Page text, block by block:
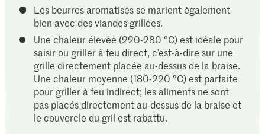
Les beurres aromatisés se marient également
bien avec des viandes grillées.
Une chaleur élevée (220-280 °C) est idéale pour
saisir ou griller à feu direct, c’est-à-dire sur une
grille directement placée au-dessus de la braise.
Une chaleur moyenne (180-220 °C) est parfaite
pour griller à feu indirect; les aliments ne sont
pas placés directement au-dessus de la braise et
le couvercle du gril est rabattu.